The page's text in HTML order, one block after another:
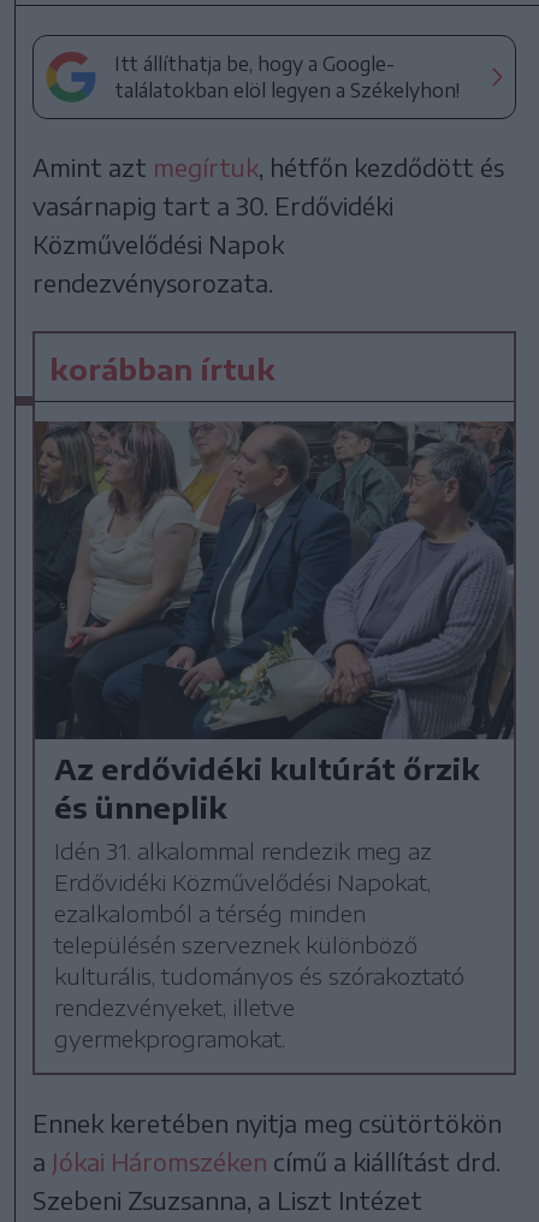
Itt állíthatja be, hogy a Google-
találatokban elöl legyen a Székelyhon!
Amint azt megírtuk , hétfőn kezdődött és
vasárnapig tart a 30. Erdővidéki
Közművelődési Napok
rendezvénysorozata.
korábban írtuk
Az erdővidéki kultúrát őrzik
és ünneplik
Idén 31. alkalommal rendezik meg az
Erdővidéki Közművelődési Napokat,
ezalkalomból a térség minden
településén szerveznek különböző
kulturális, tudományos és szórakoztató
rendezvényeket, illetve
gyermekprogramokat.
Ennek keretében nyitja meg csütörtökön
a Jókai Háromszéken című a kiállítást drd.
Szebeni Zsuzsanna, a Liszt Intézet